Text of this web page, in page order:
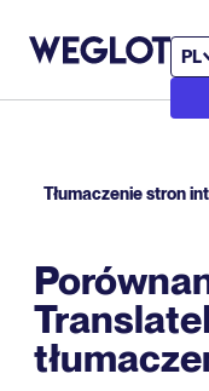
PL
Tłumaczenie stron